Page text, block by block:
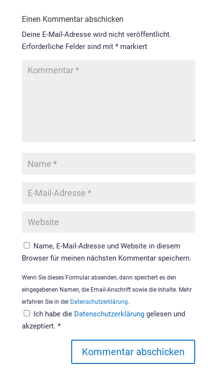
Einen Kommentar abschicken
Deine E-Mail-Adresse wird nicht veröffentlicht.
Erforderliche Felder sind mit *markiert
Name, E-Mail-Adresse und Website in diesem
Browser für meinen nächsten Kommentar speichern.
Wenn Sie dieses Formular absenden, dann speichert es den
eingegebenen Namen, die Email-Anschrift sowie die Inhalte. Mehr
erfahren Sie in der Datenschutzerklärung.
Ich habe die Datenschutzerklärung gelesen und
akzeptiert. *
Kommentar abschicken